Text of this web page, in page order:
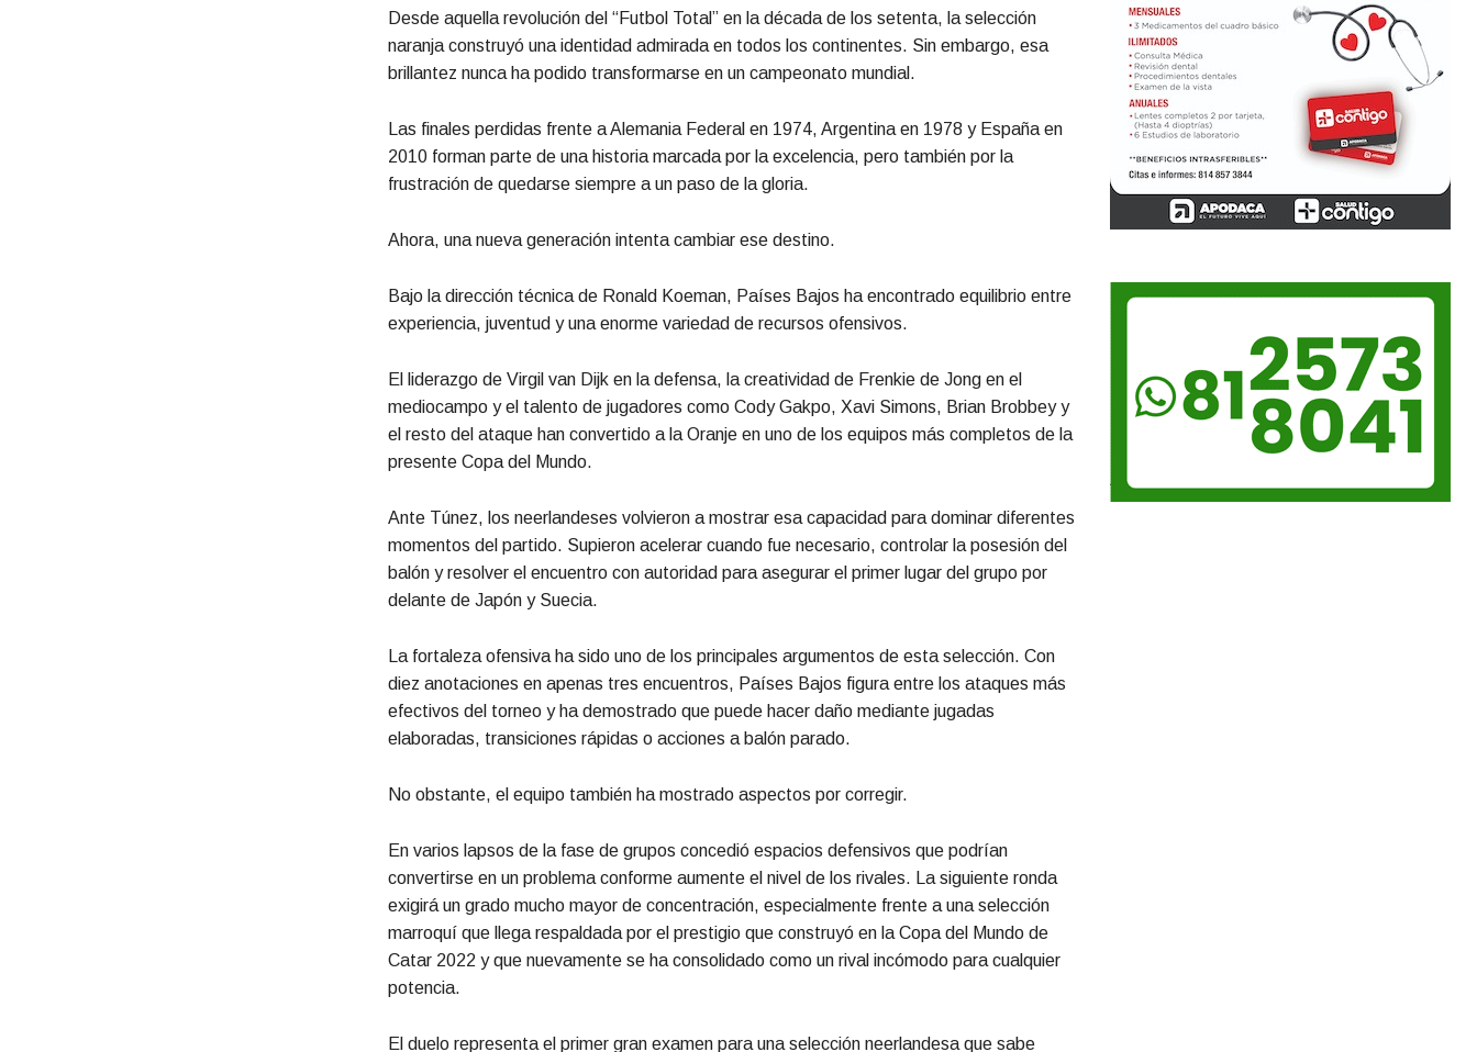
Desde aquella revolución del “Futbol Total” en la década de los setenta, la selección
naranja construyó una identidad admirada en todos los continentes. Sin embargo, esa
brillantez nunca ha podido transformarse en un campeonato mundial.
Las finales perdidas frente a Alemania Federal en 1974, Argentina en 1978 y España en
2010 forman parte de una historia marcada por la excelencia, pero también por la
frustración de quedarse siempre a un paso de la gloria.
Ahora, una nueva generación intenta cambiar ese destino.
Bajo la dirección técnica de Ronald Koeman, Países Bajos ha encontrado equilibrio entre
experiencia, juventud y una enorme variedad de recursos ofensivos.
El liderazgo de Virgil van Dijk en la defensa, la creatividad de Frenkie de Jong en el
mediocampo y el talento de jugadores como Cody Gakpo, Xavi Simons, Brian Brobbey y
el resto del ataque han convertido a la Oranje en uno de los equipos más completos de la
presente Copa del Mundo.
Ante Túnez, los neerlandeses volvieron a mostrar esa capacidad para dominar diferentes
momentos del partido. Supieron acelerar cuando fue necesario, controlar la posesión del
balón y resolver el encuentro con autoridad para asegurar el primer lugar del grupo por
delante de Japón y Suecia.
La fortaleza ofensiva ha sido uno de los principales argumentos de esta selección. Con
diez anotaciones en apenas tres encuentros, Países Bajos figura entre los ataques más
efectivos del torneo y ha demostrado que puede hacer daño mediante jugadas
elaboradas, transiciones rápidas o acciones a balón parado.
No obstante, el equipo también ha mostrado aspectos por corregir.
En varios lapsos de la fase de grupos concedió espacios defensivos que podrían
convertirse en un problema conforme aumente el nivel de los rivales. La siguiente ronda
exigirá un grado mucho mayor de concentración, especialmente frente a una selección
marroquí que llega respaldada por el prestigio que construyó en la Copa del Mundo de
Catar 2022 y que nuevamente se ha consolidado como un rival incómodo para cualquier
potencia.
El duelo representa el primer gran examen para una selección neerlandesa que sabe